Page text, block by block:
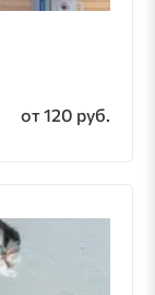
от 120 руб.